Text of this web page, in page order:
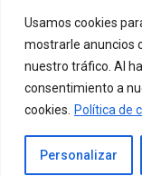
Usamos cookies
mostrarle anuncios
nuestro tráfico. Al
consentimiento a
cookies.
Política de
Personalizar
https://
Política de Privacidad